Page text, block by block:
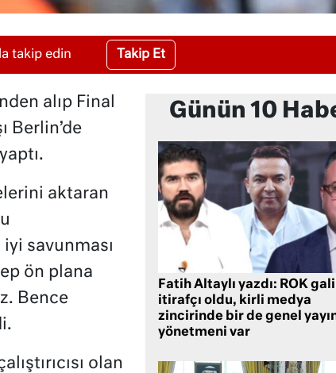
takip edin Takip Et
alıp Final
Berlin’de
aktaran
savunması
ön plana
Bence
olan
Günün 10
Fatih Altaylı yazdı: ROK
itirafçı oldu, kirli medya
zincirinde bir de genel
yönetmeni var